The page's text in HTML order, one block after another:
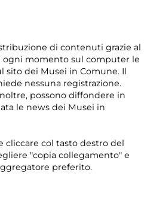
di contenuti grazie al
ogni momento sul computer le
dei Musei in Comune. Il
nessuna registrazione.
possono diffondere in
le news dei Musei in
cliccare col tasto destro del
"copia collegamento" e
preferito.